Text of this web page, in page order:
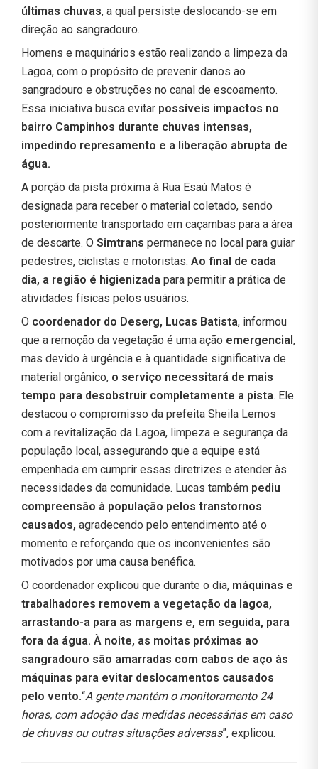
últimas chuvas, a qual persiste deslocando-se em
direção ao sangradouro.
Homens e maquinários estão realizando a limpeza da
Lagoa, com o propósito de prevenir danos ao
sangradouro e obstruções no canal de escoamento.
Essa iniciativa busca evitar possíveis impactos no
bairro Campinhos durante chuvas intensas,
impedindo represamento e a liberação abrupta de
água.
A porção da pista próxima à Rua Esaú Matos é
designada para receber o material coletado, sendo
posteriormente transportado em caçambas para a área
de descarte. O Simtrans permanece no local para guiar
pedestres, ciclistas e motoristas. Ao final de cada
dia, a região é higienizada para permitir a prática de
atividades físicas pelos usuários.
O coordenador do Deserg, Lucas Batista, informou
que a remoção da vegetação é uma ação emergencial,
mas devido à urgência e à quantidade significativa de
material orgânico, o serviço necessitará de mais
tempo para desobstruir completamente a pista. Ele
destacou o compromisso da prefeita Sheila Lemos
com a revitalização da Lagoa, limpeza e segurança da
população local, assegurando que a equipe está
empenhada em cumprir essas diretrizes e atender às
necessidades da comunidade. Lucas também pediu
compreensão à população pelos transtornos
causados, agradecendo pelo entendimento até o
momento e reforçando que os inconvenientes são
motivados por uma causa benéfica.
O coordenador explicou que durante o dia, máquinas e
trabalhadores removem a vegetação da lagoa,
arrastando-a para as margens e, em seguida, para
fora da água. À noite, as moitas próximas ao
sangradouro são amarradas com cabos de aço às
máquinas para evitar deslocamentos causados
pelo vento.“A gente mantém o monitoramento 24
horas, com adoção das medidas necessárias em caso
de chuvas ou outras situações adversas”, explicou.